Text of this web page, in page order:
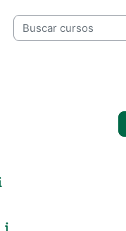
Buscar cursos